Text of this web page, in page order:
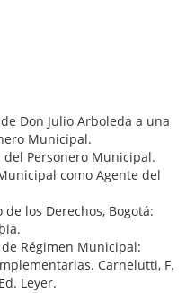
Don Julio Arboleda a una
Municipal.
del Personero Municipal.
como Agente del
de los Derechos, Bogotá:
Régimen Municipal:
Carnelutti, F.
Leyer.